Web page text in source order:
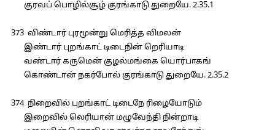
குரவப் பொழில்சூழ் குரங்காடு துறையே. 2.35.1
373 விண்டார் புரமூன்று மெரித்த விமலன்
இண்டார் புறங்காட் டிடைநின் றெரியாடி
வண்டார் கருமென் குழல்மங்கை யொர்பாகங்
கொண்டான் நகர்போல் குரங்காடு துறையே. 2.35.2
374 நிறைவில் புறங்காட் டிடைநே ரிழையோடும்
இறைவில் லெரியான் மழுவேந்தி நின்றாடி